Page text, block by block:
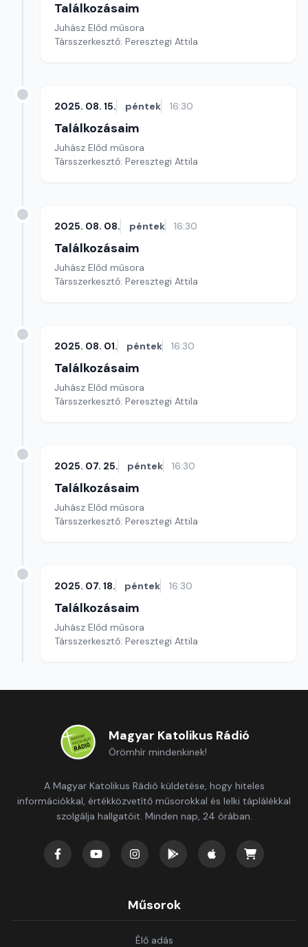
Találkozásaim
Juhász Előd műsora
Társszerkesztő: Peresztegi Attila
2025. 08. 15. péntek 16:30
Találkozásaim
Juhász Előd műsora
Társszerkesztő: Peresztegi Attila
2025. 08. 08. péntek 16:30
Találkozásaim
Juhász Előd műsora
Társszerkesztő: Peresztegi Attila
2025. 08. 01. péntek 16:30
Találkozásaim
Juhász Előd műsora
Társszerkesztő: Peresztegi Attila
2025. 07. 25. péntek 16:30
Találkozásaim
Juhász Előd műsora
Társszerkesztő: Peresztegi Attila
2025. 07. 18. péntek 16:30
Találkozásaim
Juhász Előd műsora
Társszerkesztő: Peresztegi Attila
Magyar Katolikus Rádió
Örömhír mindenkinek!
A Magyar Katolikus Rádió küldetése, hogy hiteles
információkkal, értékközvetítő műsorokkal és lelki táplálékkal
szolgálja hallgatóit. Minden nap, 24 órában.
Műsorok
Élő adás